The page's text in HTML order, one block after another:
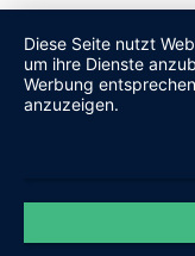
Diese Seite nutzt
um ihre Dienste
Werbung
anzuzeigen.